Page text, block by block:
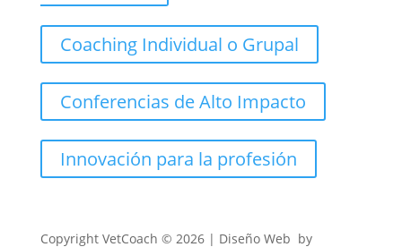
Coaching Individual o Grupal
Conferencias de Alto Impacto
Innovación para la profesión
CopyrightVetCoach © 2026 | Diseño Web by